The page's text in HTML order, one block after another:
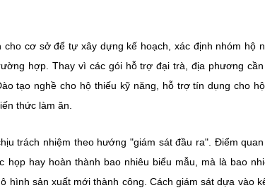
cơ sở để tự xây dựng kế hoạch, xác định nhóm hộ
hợp. Thay vì các gói hỗ trợ đại trà, địa phương
tạo nghề cho hộ thiếu kỹ năng, hỗ trợ tín dụng cho
thức làm ăn.
trách nhiệm theo hướng "giám sát đầu ra". Điểm
hay hoàn thành bao nhiêu biểu mẫu, mà là bao
hình sản xuất mới thành công. Cách giám sát dựa vào